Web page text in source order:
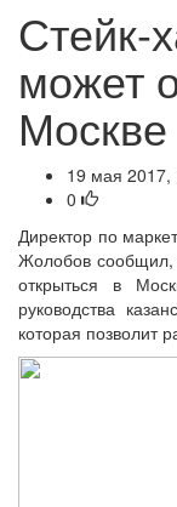
Стейк-
может
Москве
19 мая 2017,
0
Директор по
Жолобов сообщил,
открыться в
руководства
которая позволит